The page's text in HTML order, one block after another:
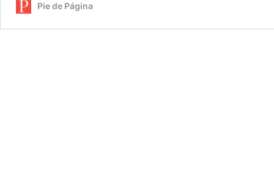
Pie de Página